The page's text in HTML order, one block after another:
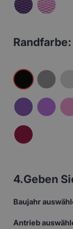
Randfarbe:
4.Geben
Baujahr
Antrieb